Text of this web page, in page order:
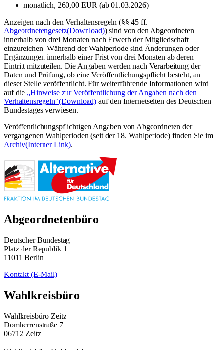
monatlich, 260,00 EUR (ab 01.03.2026)
Anzeigen nach den Verhaltensregeln (§§ 45 ff.
Abgeordnetengesetz(Download)) sind von den Abgeordneten
innerhalb von drei Monaten nach Erwerb der Mitgliedschaft
einzureichen. Während der Wahlperiode sind Änderungen oder
Ergänzungen innerhalb einer Frist von drei Monaten ab deren
Eintritt mitzuteilen. Die Angaben werden nach Verarbeitung der
Daten und Prüfung, ob eine Veröffentlichungspflicht besteht, an
dieser Stelle veröffentlicht. Für weiterführende Informationen wird
auf die „Hinweise zur Veröffentlichung der Angaben nach den
Verhaltensregeln“(Download) auf den Internetseiten des Deutschen
Bundestages verwiesen.
Veröffentlichungspflichtigen Angaben von Abgeordneten der
vergangenen Wahlperioden (seit der 18. Wahlperiode) finden Sie im
Archiv(Interner Link).
Abgeordnetenbüro
Deutscher Bundestag
Platz der Republik 1
11011 Berlin
Kontakt (E-Mail)
Wahlkreisbüro
Wahlkreisbüro Zeitz
Domherrenstraße 7
06712 Zeitz